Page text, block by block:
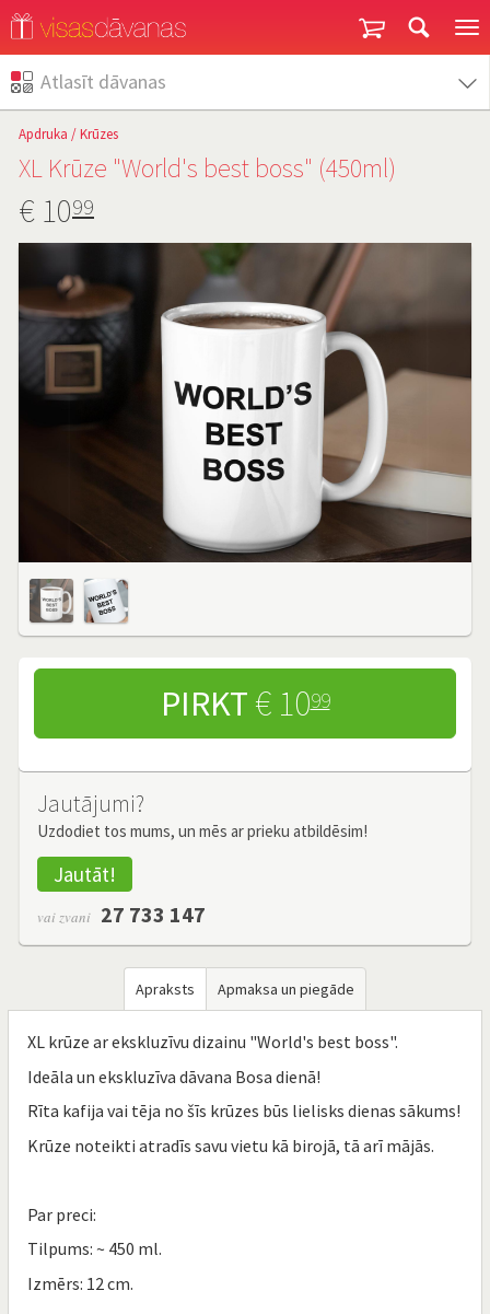
Atlasīt dāvanas
Apdruka /Krūzes
XL Krūze "World's best boss" (450ml)
€ 1099
PIRKT € 1099
Jautājumi?
Uzdodiet tos mums, un mēs ar prieku atbildēsim!
Jautāt!
vai zvani 27 733 147
Apraksts Apmaksa un piegāde
XL krūze ar ekskluzīvu dizainu "World's best boss".
Ideāla un ekskluzīva dāvana Bosa dienā!
Rīta kafija vai tēja no šīs krūzes būs lielisks dienas sākums!
Krūze noteikti atradīs savu vietu kā birojā, tā arī mājās.
Par preci:
Tilpums: ~ 450 ml.
Izmērs: 12 cm.